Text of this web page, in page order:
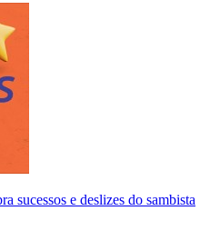
sucessos e deslizes do sambista